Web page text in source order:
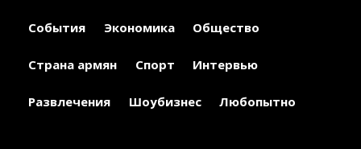
События Экономика Общество
Страна армян Спорт Интервью
Развлечения Шоубизнес Любопытно